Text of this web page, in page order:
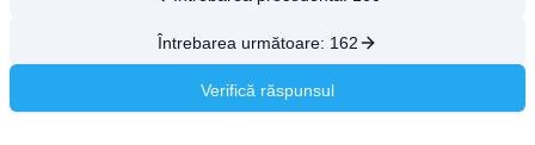
Întrebarea următoare: 162
Verifică răspunsul